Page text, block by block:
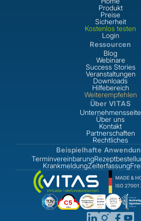
Produkt
Preise
Sicherheit
Kostenlos testen
Login
Ressourcen
Blog
Webinare
Success Stories
Veranstaltungen
Downloads
Hilfebereich
Weiterempfehlen
Über VITAS
Unternehmensseite
Über uns
Kontakt
Partnerschaften
Rechtliches
Beispielhafte
Terminvereinbarung
KrankmeldungZeiterfassung